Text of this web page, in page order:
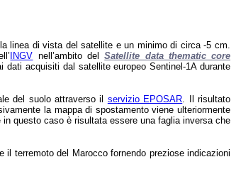
linea di vista del satellite e un minimo di circa -5 cm.
INGV nell’ambito delSatellite data thematic core
dati acquisiti dal satellite europeo Sentinel-1A durante
del suolo attraverso il servizio EPOSAR . Il risultato
la mappa di spostamento viene ulteriormente
questo caso è risultata essere una faglia inversa che
terremoto del Marocco fornendo preziose indicazioni